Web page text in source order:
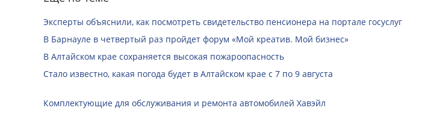
Эксперты объяснили, как посмотреть свидетельство пенсионера на портале госуслуг
В Барнауле в четвертый раз пройдет форум «Мой креатив. Мой бизнес»
В Алтайском крае сохраняется высокая пожароопасность
Стало известно, какая погода будет в Алтайском крае с 7 по 9 августа
Комплектующие для обслуживания и ремонта автомобилей Хавэйл